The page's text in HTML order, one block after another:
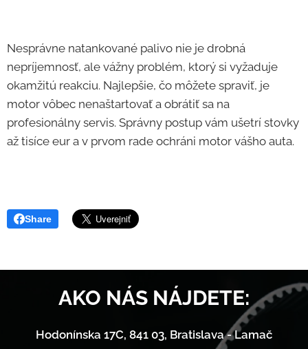
Nesprávne natankované palivo nie je drobná
nepríjemnosť, ale vážny problém, ktorý si vyžaduje
okamžitú reakciu. Najlepšie, čo môžete spraviť, je
motor vôbec nenaštartovať a obrátiť sa na
profesionálny servis. Správny postup vám ušetrí stovky
až tisíce eur a v prvom rade ochráni motor vášho auta.
Share
AKO NÁS NÁJDETE:
Hodonínska 17C, 841 03, Bratislava - Lamač